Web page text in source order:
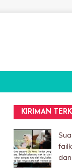
KIRIMAN